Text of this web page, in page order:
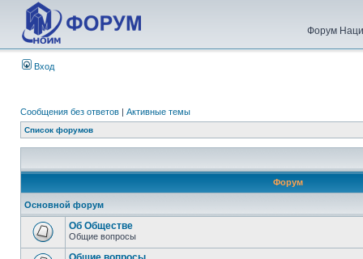
Форум
Вход
Сообщения без ответов | Активные темы
Список форумов
Форум
Основной форум
Об Обществе
Общие вопросы